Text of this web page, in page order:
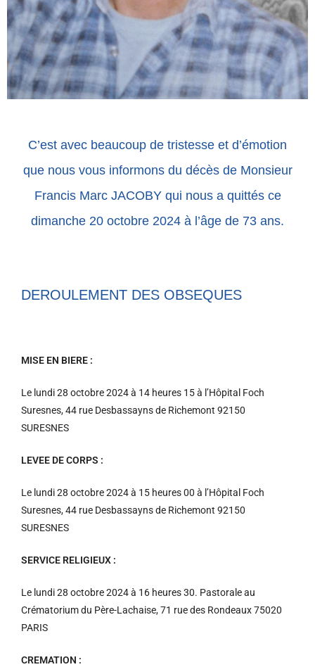
C’est avec beaucoup de tristesse et d’émotion
que nous vous informons du décès de Monsieur
Francis Marc JACOBY qui nous a quittés ce
dimanche 20 octobre 2024 à l’âge de 73 ans.
DEROULEMENT DES OBSEQUES
MISE EN BIERE :
Le lundi 28 octobre 2024 à 14 heures 15 à l’Hôpital Foch
Suresnes, 44 rue Desbassayns de Richemont 92150
SURESNES
LEVEE DE CORPS :
Le lundi 28 octobre 2024 à 15 heures 00 à l’Hôpital Foch
Suresnes, 44 rue Desbassayns de Richemont 92150
SURESNES
SERVICE RELIGIEUX :
Le lundi 28 octobre 2024 à 16 heures 30. Pastorale au
Crématorium du Père-Lachaise, 71 rue des Rondeaux 75020
PARIS
CREMATION :